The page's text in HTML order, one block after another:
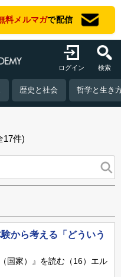
料メルマガで配信
ログイン 検索
歴史と社会 哲学と生き
17件)
から考える「どういう
国家）』を読む（16）エル